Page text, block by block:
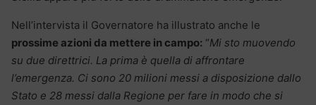
Nell’intervista il Governatore ha illustrato anche le
prossime azioni da mettere in campo: “Mi sto muovendo
su due direttrici. La prima è quella di affrontare
l’emergenza. Ci sono 20 milioni messi a disposizione dallo
Stato e 28 messi dalla Regione per fare in modo che si